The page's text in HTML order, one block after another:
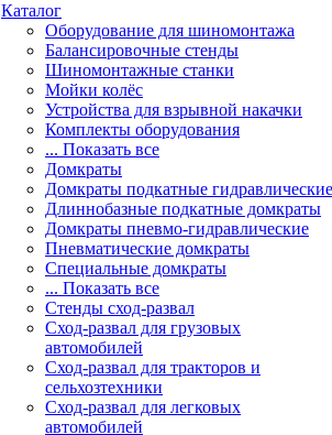
Каталог
Оборудование для шиномонтажа
Балансировочные стенды
Шиномонтажные станки
Мойки колёс
Устройства для взрывной накачки
Комплекты оборудования
... Показать все
Домкраты
Домкраты подкатные гидравлические
Длиннобазные подкатные домкраты
Домкраты пневмо-гидравлические
Пневматические домкраты
Специальные домкраты
... Показать все
Стенды сход-развал
Сход-развал для грузовых
автомобилей
Сход-развал для тракторов и
сельхозтехники
Сход-развал для легковых
автомобилей